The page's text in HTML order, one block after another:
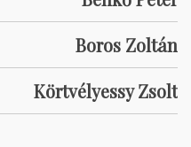
Boros Zoltán
Körtvélyessy Zsolt